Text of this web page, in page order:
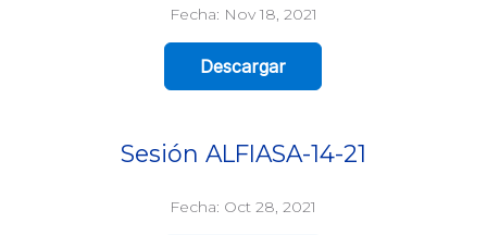
Fecha: Nov 18, 2021
Descargar
Sesión ALFIASA-14-21
Fecha: Oct 28, 2021